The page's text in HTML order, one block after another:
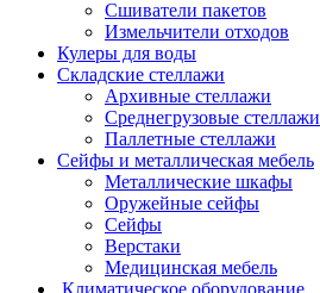
Сшиватели пакетов
Измельчители отходов
Кулеры для воды
Складские стеллажи
Архивные стеллажи
Среднегрузовые стеллажи
Паллетные стеллажи
Сейфы и металлическая мебель
Металлические шкафы
Оружейные сейфы
Сейфы
Верстаки
Медицинская мебель
Климатическое оборудование